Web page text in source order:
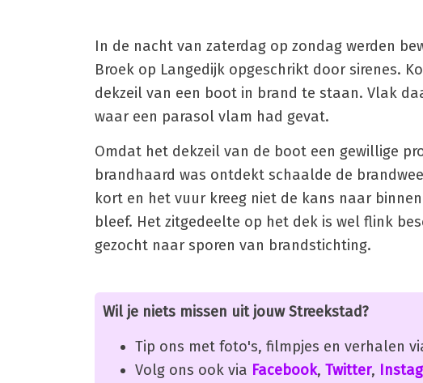
In de nacht van zaterdag op zondag werden
Broek op Langedijk opgeschrikt door sirenes.
dekzeil van een boot in brand te staan. Vlak
waar een parasol vlam had gevat.
Omdat het dekzeil van de boot een gewillige
brandhaard was ontdekt schaalde de
kort en het vuur kreeg niet de kans naar
bleef. Het zitgedeelte op het dek is wel flink
gezocht naar sporen van brandstichting.
Wil je niets missen uit jouw Streekstad?
Tip ons met foto's, filmpjes en verhalen
Volg ons ook via Facebook, Twitter,